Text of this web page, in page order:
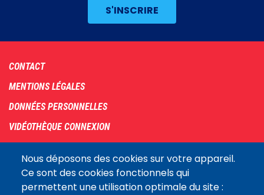
Nous déposons des cookies sur votre appareil.
Ce sont des cookies fonctionnels qui
permettent une utilisation optimale du site :
Footer
menu
CONTACT
MENTIONS LÉGALES
DONNÉES PERSONNELLES
VIDÉOTHÈQUE CONNEXION
COOKIES